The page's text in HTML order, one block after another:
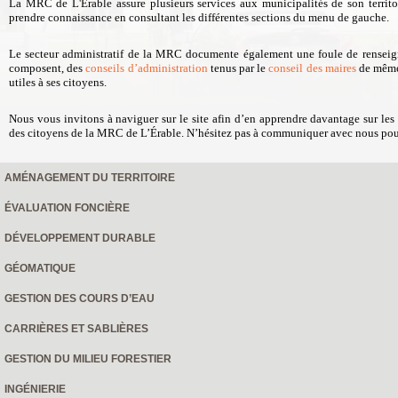
La MRC de L'Érable assure plusieurs services aux municipalités de son
prendre connaissance en consultant les différentes sections du menu de gauche.
Le secteur administratif de la MRC documente également une foule de
composent, desconseils d’administration tenus par leconseil des mairesde
utiles à ses citoyens.
Nous vous invitons à naviguer sur le site afin d’en apprendre davantage sur
des citoyens de la MRC de L’Érable. N’hésitez pas à communiquer avec nous
AMÉNAGEMENT DU TERRITOIRE
ÉVALUATION FONCIÈRE
DÉVELOPPEMENT DURABLE
GÉOMATIQUE
GESTION DES COURS D’EAU
CARRIÈRES ET SABLIÈRES
GESTION DU MILIEU FORESTIER
INGÉNIERIE